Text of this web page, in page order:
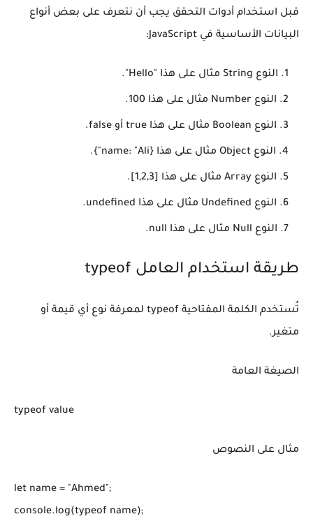
قبل استخدام أدوات التحقق يجب أن نتعرف على بعض أنواع
البيانات الأساسية في JavaScript:
النوع String مثال على هذا "Hello".
النوع Number مثال على هذا 100.
النوع Boolean مثال على هذا true أو false.
النوع Object مثال على هذا {name: "Ali"}.
النوع Array مثال على هذا [1,2,3].
النوع Undefined مثال على هذا undefined.
النوع Null مثال على هذا null.
طريقة استخدام العامل typeof
تُستخدم الكلمة المفتاحية typeof لمعرفة نوع أي قيمة أو
متغير.
الصيغة العامة
typeof value
مثال على النصوص
let name = "Ahmed";